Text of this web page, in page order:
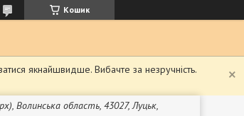
Кошик
якнайшвидше. Вибачте за незручність.
Волинська область, 43027, Луцьк,